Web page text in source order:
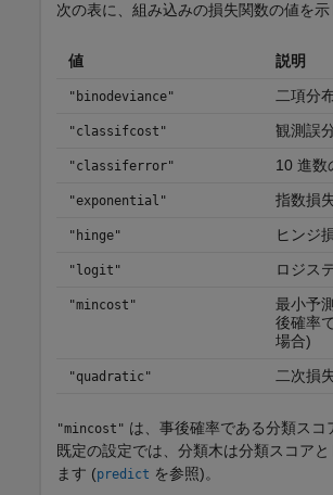
次の表に、組み込みの損失関数の値を示
値 説明
"binodeviance" 二項分
"classifcost" 観測誤
"classiferror" 10 進数
"exponential" 指数損
"hinge" ヒンジ
"logit" ロジス
"mincost"
最小予
後確率
場合)
"quadratic" 二次損
"mincost" は、事後確率である分類スコ
既定の設定では、分類木は分類スコア
ます (predict を参照)。